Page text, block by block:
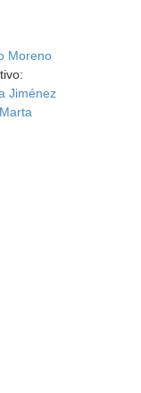
Moreno
Jiménez